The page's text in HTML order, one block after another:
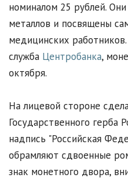
номиналом 25 рублей.
металлов и посвящены
медицинских
служба Центробанка,
октября.
На лицевой стороне
Государственного герба
надпись "Российская
обрамляют сдвоенные
знак монетного двора,